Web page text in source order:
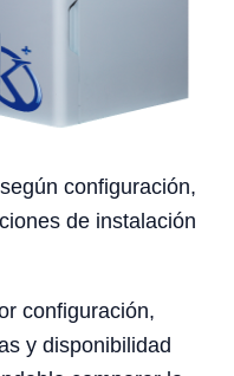
configuración,
de instalación
configuración,
y disponibilidad